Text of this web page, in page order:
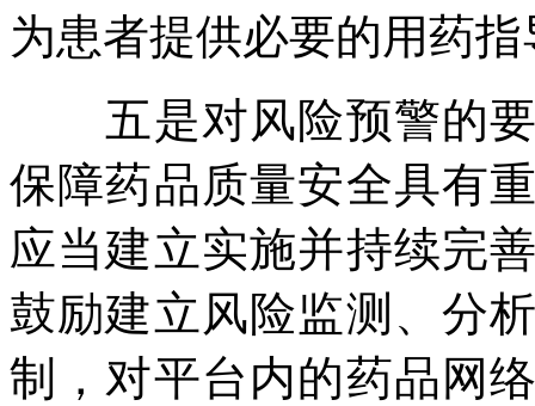
为患者提供必要的用药指
五是对风险预警的要
保障药品质量安全具有
应当建立实施并持续完
鼓励建立风险监测、分
制，对平台内的药品网